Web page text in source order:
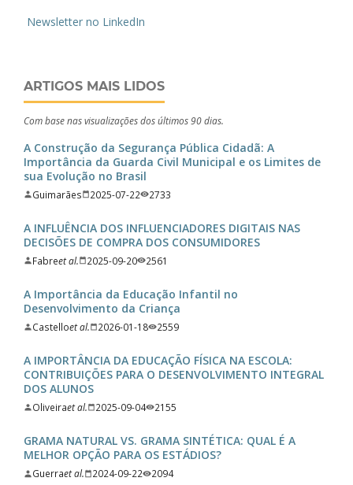
Newsletter no LinkedIn
ARTIGOS MAIS LIDOS
Com base nas visualizações dos últimos 90 dias.
A Construção da Segurança Pública Cidadã: A
Importância da Guarda Civil Municipal e os Limites de
sua Evolução no Brasil
Guimarães 2025-07-22 2733
A INFLUÊNCIA DOS INFLUENCIADORES DIGITAIS NAS
DECISÕES DE COMPRA DOS CONSUMIDORES
Fabreet al. 2025-09-20 2561
A Importância da Educação Infantil no
Desenvolvimento da Criança
Castelloet al. 2026-01-18 2559
A IMPORTÂNCIA DA EDUCAÇÃO FÍSICA NA ESCOLA:
CONTRIBUIÇÕES PARA O DESENVOLVIMENTO INTEGRAL
DOS ALUNOS
Oliveiraet al. 2025-09-04 2155
GRAMA NATURAL VS. GRAMA SINTÉTICA: QUAL É A
MELHOR OPÇÃO PARA OS ESTÁDIOS?
Guerraet al. 2024-09-22 2094